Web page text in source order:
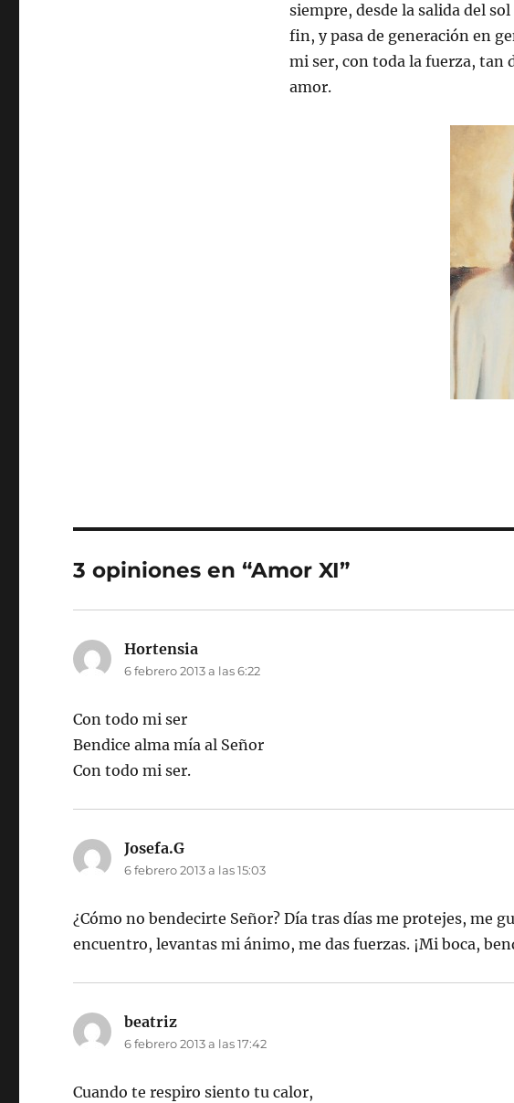
siempre, desde la salida del
fin, y pasa de generación en
mi ser, con toda la fuerza, tan
amor.
3 opiniones en “Amor XI”
Hortensia
6 febrero 2013 a las 6:22
Con todo mi ser
Bendice alma mía al Señor
Con todo mi ser.
Josefa.G
6 febrero 2013 a las 15:03
¿Cómo no bendecirte Señor? Día tras días me protejes, me
encuentro, levantas mi ánimo, me das fuerzas. ¡Mi boca,
beatriz
6 febrero 2013 a las 17:42
Cuando te respiro siento tu calor,